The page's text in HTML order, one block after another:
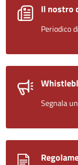
Il nostro
Periodico
Segnala